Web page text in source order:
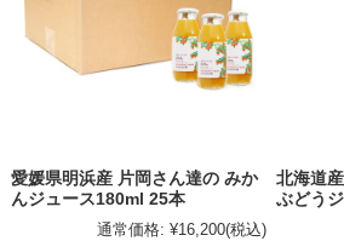
愛媛県明浜産 片岡さん達の みか
んジュース180ml 25本
通常価格: ¥16,200(税込)
北海道
ぶどう